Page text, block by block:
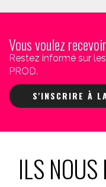
Vous voulez
Restez informé sur
PROD.
S'INSCRIRE À
ILS NOUS